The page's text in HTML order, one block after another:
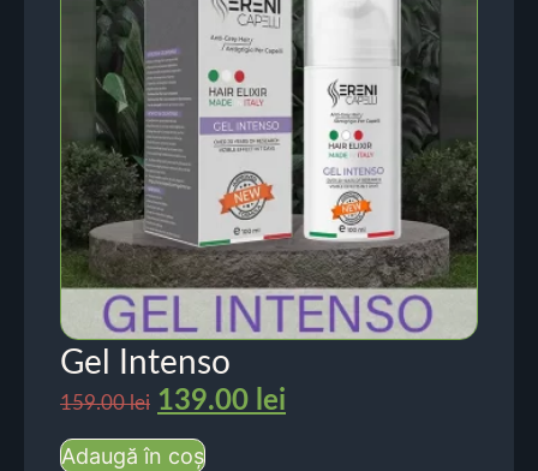
Gel Intenso
159.00lei 139.00 lei
Adaugă în coș